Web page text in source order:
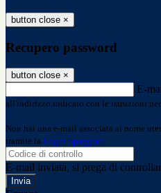
button close ×
Recupero password
button close ×
E-
all'indirizzo indicato con le istruzioni
Non hai una e-mail associata al nome
tramite la Login Spaggiari
E-mail inviata, si prega di